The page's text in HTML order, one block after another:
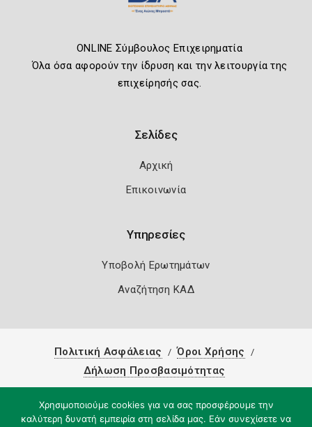
ONLINE Σύμβουλος Επιχειρηματία
Όλα όσα αφορούν την ίδρυση και την λειτουργία της
επιχείρησής σας.
Σελίδες
Αρχική
Επικοινωνία
Υπηρεσίες
Υποβολή Ερωτημάτων
Αναζήτηση ΚΑΔ
Πολιτική Ασφάλειας
Όροι Χρήσης
Δήλωση Προσβασιμότητας
Χρησιμοποιούμε cookies για να σας προσφέρουμε την
καλύτερη δυνατή εμπειρία στη σελίδα μας. Εάν συνεχίσετε να